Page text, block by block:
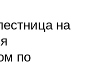
на
по